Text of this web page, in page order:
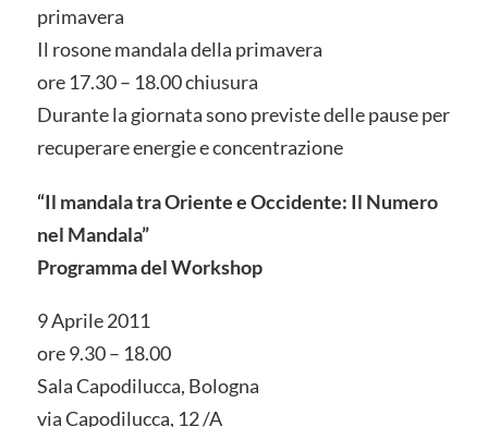
primavera
Il rosone mandala della primavera
ore 17.30 – 18.00 chiusura
Durante la giornata sono previste delle pause per
recuperare energie e concentrazione
“Il mandala tra Oriente e Occidente: Il Numero
nel Mandala”
Programma del Workshop
9 Aprile 2011
ore 9.30 – 18.00
Sala Capodilucca, Bologna
via Capodilucca, 12 /A